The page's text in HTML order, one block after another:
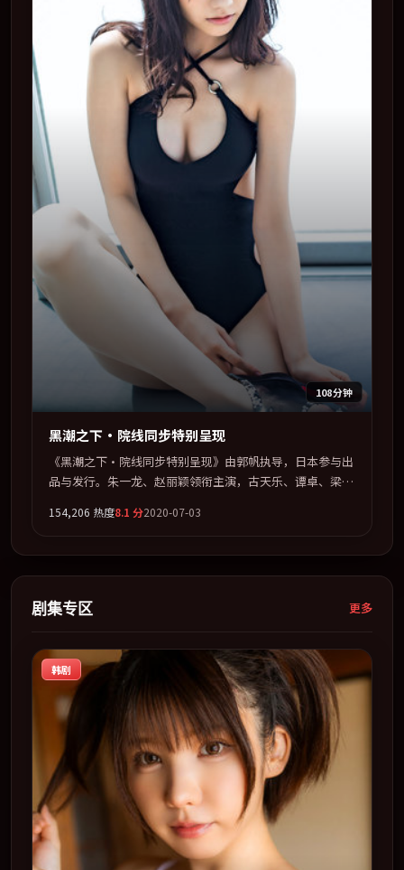
108分钟
黑潮之下·院线同步特别呈现
《黑潮之下·院线同步特别呈现》由郭帆执导，日本参与出
品与发行。朱一龙、赵丽颖领衔主演，古天乐、谭卓、梁朝
缓合拢。全片以「悬疑」类型为骨架，在叙事、表演与视听
亮相，2020 年度话题片中口碑稳健，适合喜欢强情节与人
物弧光的观众完整观看。
154,206 热度8.1 分2020-07-03
剧集专区 更多
韩剧